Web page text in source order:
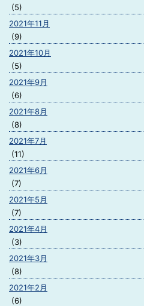
(5)
2021年11月
(9)
2021年10月
(5)
2021年9月
(6)
2021年8月
(8)
2021年7月
(11)
2021年6月
(7)
2021年5月
(7)
2021年4月
(3)
2021年3月
(8)
2021年2月
(6)